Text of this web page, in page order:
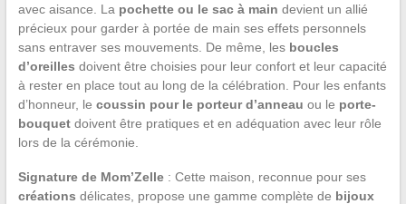
avec aisance. La pochette ou le sac à main devient un allié
précieux pour garder à portée de main ses effets personnels
sans entraver ses mouvements. De même, les boucles
d’oreilles doivent être choisies pour leur confort et leur capacité
à rester en place tout au long de la célébration. Pour les enfants
d’honneur, le coussin pour le porteur d’anneau ou le porte-
bouquetdoivent être pratiques et en adéquation avec leur rôle
lors de la cérémonie.
Signature de Mom’Zelle: Cette maison, reconnue pour ses
créations délicates, propose une gamme complète de bijoux